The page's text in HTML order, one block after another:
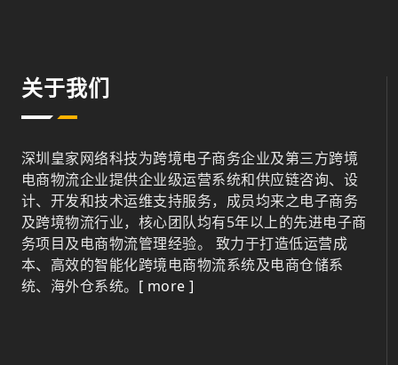
关于我们
深圳皇家网络科技为跨境电子商务企业及第三方跨境
电商物流企业提供企业级运营系统和供应链咨询、设
计、开发和技术运维支持服务，成员均来之电子商务
及跨境物流行业，核心团队均有5年以上的先进电子商
务项目及电商物流管理经验。 致力于打造低运营成
本、高效的智能化跨境电商物流系统及电商仓储系
统、海外仓系统。 [ more ]